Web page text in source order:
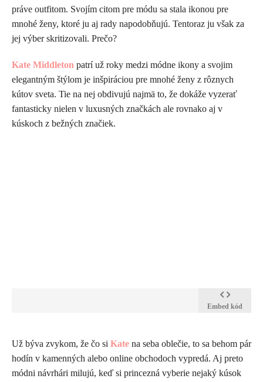
práve outfitom. Svojím citom pre módu sa stala ikonou pre
mnohé ženy, ktoré ju aj rady napodobňujú. Tentoraz ju však za
jej výber skritizovali. Prečo?
Kate Middleton patrí už roky medzi módne ikony a svojim
elegantným štýlom je inšpiráciou pre mnohé ženy z rôznych
kútov sveta. Tie na nej obdivujú najmä to, že dokáže vyzerať
fantasticky nielen v luxusných značkách ale rovnako aj v
kúskoch z bežných značiek.
Embed kód
​Už býva zvykom, že čo si Kate na seba oblečie, to sa behom pár
hodín v kamenných alebo online obchodoch vypredá. Aj preto
módni návrhári milujú, keď si princezná vyberie nejaký kúsok